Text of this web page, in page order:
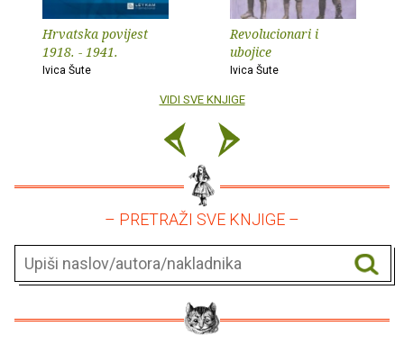
Hrvatska povijest
1918. - 1941.
Ivica Šute
Revolucionari i
ubojice
Ivica Šute
VIDI SVE KNJIGE
– PRETRAŽI SVE KNJIGE –